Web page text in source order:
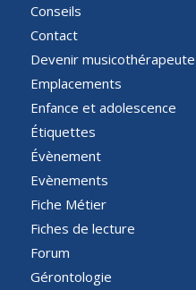
Conseils
Contact
Devenir musicothérapeute
Emplacements
Enfance et adolescence
Étiquettes
Évènement
Evènements
Fiche Métier
Fiches de lecture
Forum
Gérontologie